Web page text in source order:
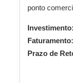
ponto
Investimento:
Faturamento:
Prazo de